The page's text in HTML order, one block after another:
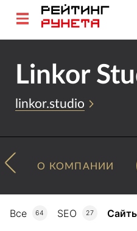
Linkor
linkor.studio
О КОМПАНИИ
Все 64 SEO 27